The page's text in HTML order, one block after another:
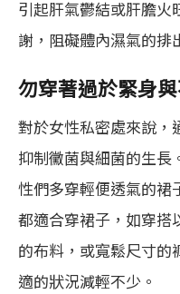
引起肝氣鬱結或肝膽火
謝，阻礙體內濕氣的排
勿穿著過於緊身
對於女性私密處來說，
抑制黴菌與細菌的生長
性們多穿輕便透氣的裙
都適合穿裙子，如穿搭
的布料，或寬鬆尺寸的
適的狀況減輕不少。